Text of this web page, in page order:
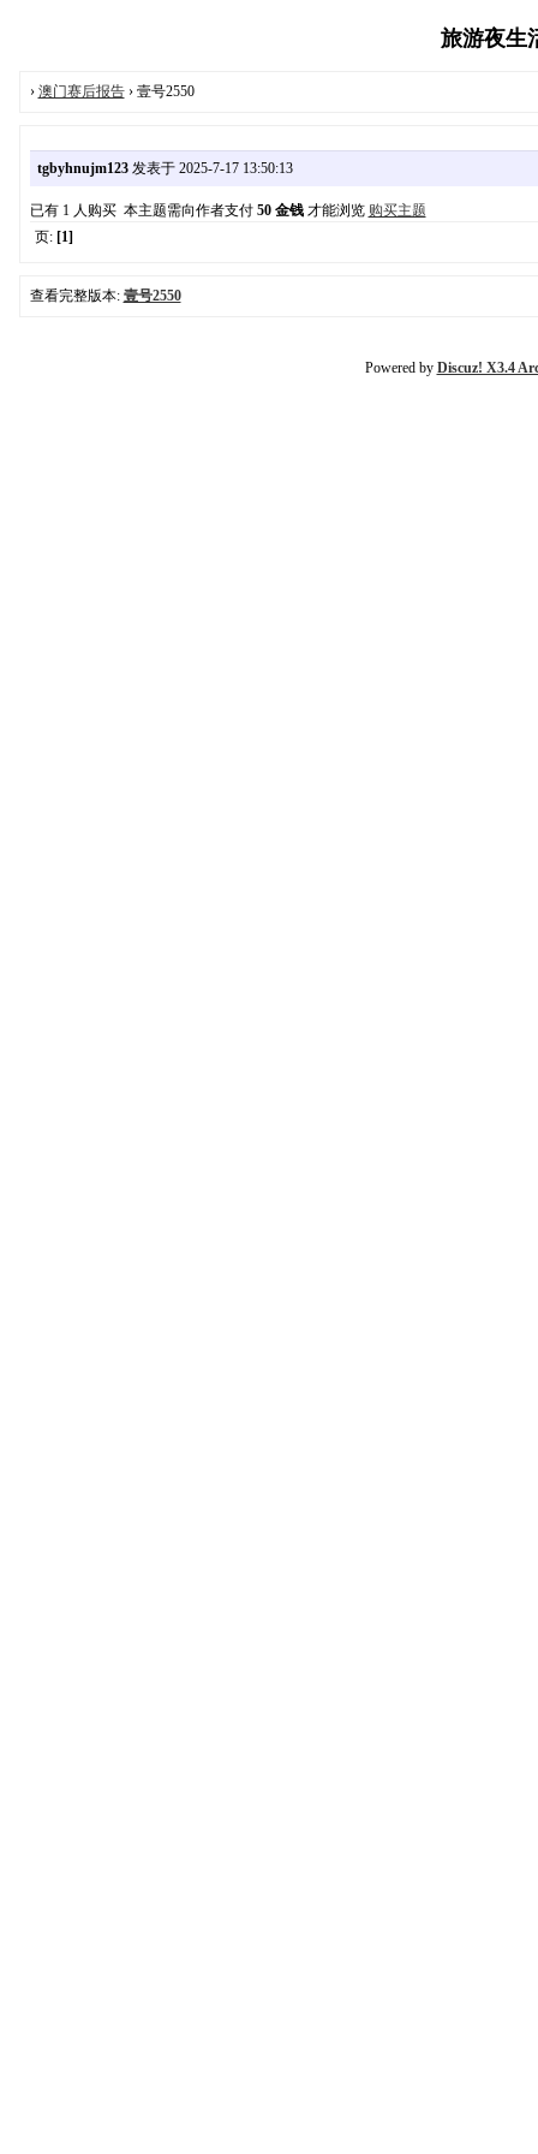
旅游夜生
› 澳门赛后报告› 壹号2550
tgbyhnujm123发表于 2025-7-17 13:50:13
已有 1 人购买 本主题需向作者支付 50 金钱才能浏览 购买主题
页: [1]
查看完整版本: 壹号2550
Powered by Discuz! X3.4